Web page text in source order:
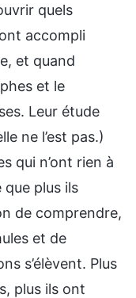
quels
accompli
et quand
et le
Leur étude
ne l’est pas.)
qui n’ont rien à
que plus ils
de comprendre,
et de
s’élèvent. Plus
plus ils ont